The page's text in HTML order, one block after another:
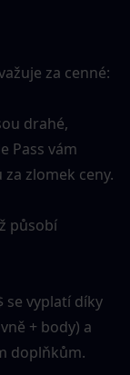
za cenné:
drahé,
Pass vám
zlomek ceny.
působí
se vyplatí díky
+ body) a
doplňkům.